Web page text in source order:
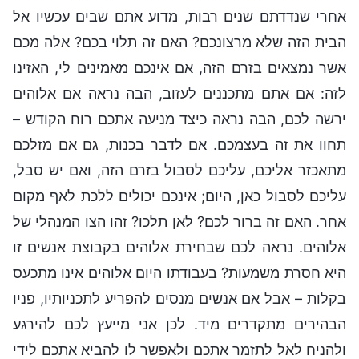
אחרי שנדדתם שנים רבות, מדוע אתם שבים עכשיו אל
הבית הזה שלא מרצונכם? האם זה תלוי בכם? אלה מכם
אשר נמצאים בזרם הזה, אם אינכם מאמינים לי, האזינו
לזה: אם אתם מתכננים לעזוב, הבה נראה אם אלוהים
ירשה לכם, הבה נראה כיצד מניעה אתכם רוח הקודש –
תחוו את זה בעצמכם. אם לדבר בכנות, גם אם מזלכם
מתאכזר אליכם, עליכם לסבול בזרם הזה, ואם יש סבל,
עליכם לסבול כאן, היום; אינכם יכולים ללכת לאף מקום
אחר. האם זה ברור לכם? לאן תלכו? זהו הצו המנהלי של
אלוהים. נראה לכם שבחירת אלוהים בקבוצת אנשים זו
היא חסרת משמעות? בעבודתו היום אלוהים אינו מתכעס
בקלות – אבל אם אנשים מנסים להפריע לתכניותיו, פניו
הבהירים מתקדרים מיד. לכן אני מייעץ לכם להירגע
ולהניח לאל לתזמר אתכם ולאפשר לו להביא אתכם לידי